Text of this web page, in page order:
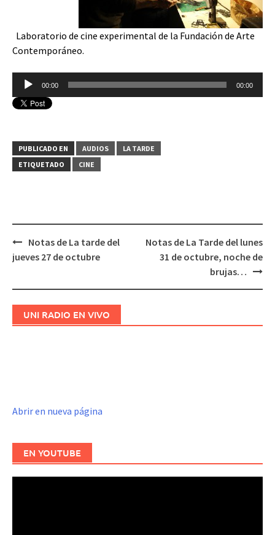
Laboratorio de cine experimental de la Fundación de Arte
Contemporáneo.
Reproductor
de
audio
00:00 00:00
PUBLICADO EN AUDIOS
LA TARDE
ETIQUETADO
CINE
Navegación
de
Notas de La tarde del
jueves 27 de octubre
Notas de La Tarde del lunes
31 de octubre, noche de
brujas…
UNI RADIO EN VIVO
Abrir en nueva página
EN YOUTUBE